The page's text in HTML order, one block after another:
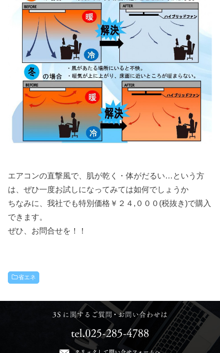
エアコンの直撃風で、肌が乾く・体がだるい…という方
は、ぜひ一度お試しになってみては如何でしょうか
ちなみに、我社でも特別価格￥２４,０００(税抜き)で購入
できます。
ぜひ、お問合せを！！
省エネ